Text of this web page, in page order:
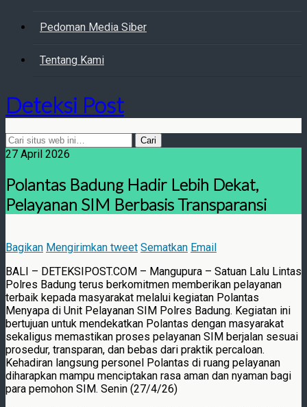
Pedoman Media Siber
Tentang Kami
Deteksi Post
27 April 2026
Polantas Badung Hadir Lebih Dekat,
Pelayanan SIM Berbasis Transparansi
Bagikan Mengirimkan tweet Sematkan Email
BALI – DETEKSIPOST.COM – Mangupura – Satuan Lalu Lintas
Polres Badung terus berkomitmen memberikan pelayanan
terbaik kepada masyarakat melalui kegiatan Polantas
Menyapa di Unit Pelayanan SIM Polres Badung. Kegiatan ini
bertujuan untuk mendekatkan Polantas dengan masyarakat
sekaligus memastikan proses pelayanan SIM berjalan sesuai
prosedur, transparan, dan bebas dari praktik percaloan.
Kehadiran langsung personel Polantas di ruang pelayanan
diharapkan mampu menciptakan rasa aman dan nyaman bagi
para pemohon SIM. Senin (27/4/26)